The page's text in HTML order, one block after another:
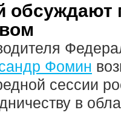
Фомин
сессии
в